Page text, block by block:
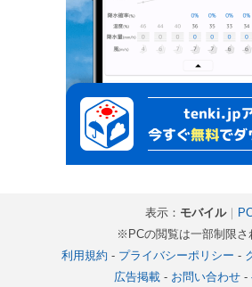
表示： モバイル｜
※PCの閲覧は一部制限さ
利用規約 - プライバシーポリシー -
広告掲載- お問い合わせ-